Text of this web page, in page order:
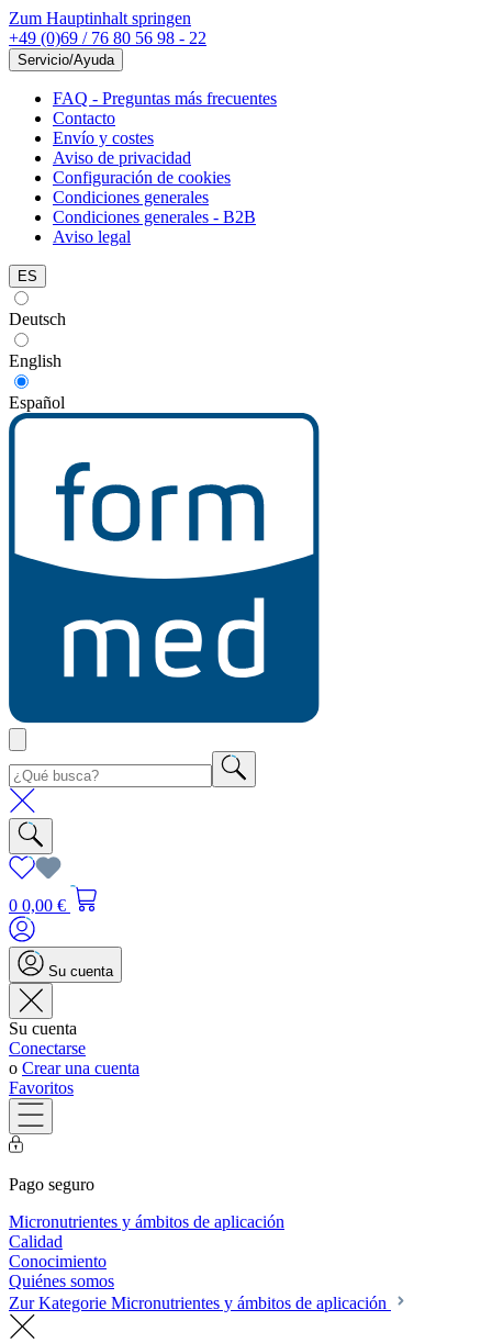
Zum Hauptinhalt springen
+49 (0)69 / 76 80 56 98 - 22
Servicio/Ayuda
FAQ - Preguntas más frecuentes
Contacto
Envío y costes
Aviso de privacidad
Configuración de cookies
Condiciones generales
Condiciones generales - B2B
Aviso legal
ES
Deutsch
English
Español
0 0,00 €
Su cuenta
Su cuenta
Conectarse
o Crear una cuenta
Favoritos
Pago seguro
Micronutrientes y ámbitos de aplicación
Calidad
Conocimiento
Quiénes somos
Zur Kategorie Micronutrientes y ámbitos de aplicación